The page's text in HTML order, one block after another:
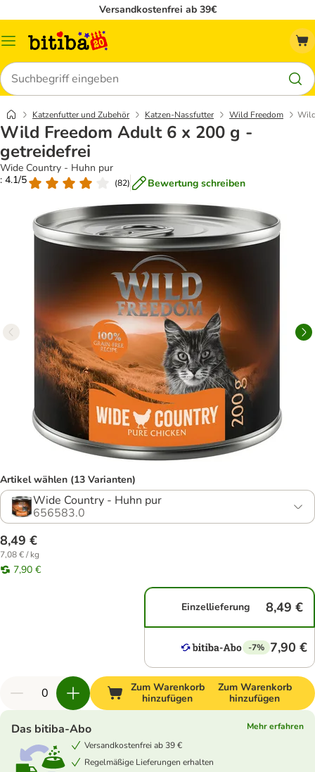
Versandkostenfrei ab 39€
Menü
Suchen
Katzenfutter und Zubehör Katzen-Nassfutter Wild Freedom
Wild Freedom Adult 6 x 200 g -
getreidefrei
Wide Country - Huhn pur
: 4.1/5
(82) Bewertung schreiben
Artikel wählen (13 Varianten)
Wide Country - Huhn pur
656583.0
8,49 €
7,08 € / kg
7,90 €
Einzellieferung 8,49 €
-7% 7,90 €
Zum Warenkorb
hinzufügen
Zum Warenkorb
hinzufügen
Das bitiba-Abo
Mehr erfahren
Versandkostenfrei ab 39 €
Regelmäßige Lieferungen erhalten